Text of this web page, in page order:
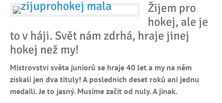
Žijem pro
hokej, ale je
to v háji. Svět nám zdrhá, hraje jinej
hokej než my!
Mistrovství světa juniorů se hraje 40 let a my na něm
získali jen dva tituly! A posledních deset roků ani jednu
medaili. Je to jasný. Musíme začít od nuly. A jinak.